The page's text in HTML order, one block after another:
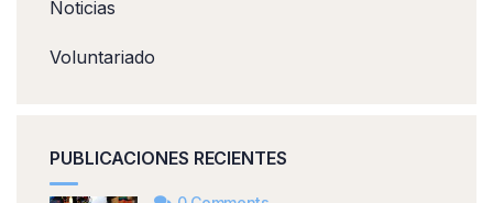
Noticias
Voluntariado
PUBLICACIONES RECIENTES